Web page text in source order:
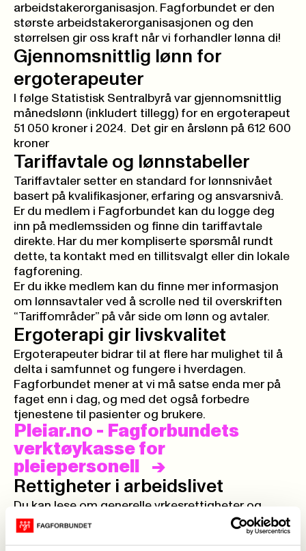
arbeidstakerorganisasjon. Fagforbundet er den
største arbeidstakerorganisasjonen og den
størrelsen gir oss kraft når vi forhandler lønna di!
Gjennomsnittlig lønn for
ergoterapeuter
I følge Statistisk Sentralbyrå var gjennomsnittlig
månedslønn (inkludert tillegg) for en ergoterapeut
51 050 kroner i 2024. Det gir en årslønn på 612 600
kroner
Tariffavtale og lønnstabeller
Tariffavtaler setter en standard for lønnsnivået
basert på kvalifikasjoner, erfaring og ansvarsnivå.
Er du medlem i Fagforbundet kan du logge deg
inn på medlemssiden og finne din tariffavtale
direkte. Har du mer kompliserte spørsmål rundt
dette, ta kontakt med en tillitsvalgt eller din lokale
fagforening.
Er du ikke medlem kan du finne mer informasjon
om lønnsavtaler ved å scrolle ned til overskriften
“Tariffområder” på vår side om lønn og avtaler.
Ergoterapi gir livskvalitet
Ergoterapeuter bidrar til at flere har mulighet til å
delta i samfunnet og fungere i hverdagen.
Fagforbundet mener at vi må satse enda mer på
faget enn i dag, og med det også forbedre
tjenestene til pasienter og brukere.
Pleiar.no - Fagforbundets
verktøykasse for
pleiepersonell
Rettigheter i arbeidslivet
Du kan lese om generelle yrkesrettigheter og
hvordan vi jobber for å styrke disse på siden
“Rettigheter i arbeidslivet
”. Der du finner alt du